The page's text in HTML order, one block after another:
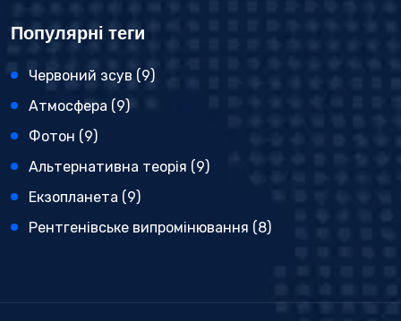
Популярні теги
Червоний зсув (9)
Атмосфера (9)
Фотон (9)
Альтернативна теорія (9)
Екзопланета (9)
Рентгенівське випромінювання (8)